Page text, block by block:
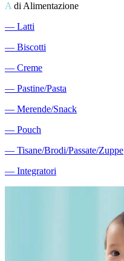
A di Alimentazione
― Latti
― Biscotti
― Creme
― Pastine/Pasta
― Merende/Snack
― Pouch
― Tisane/Brodi/Passate/Zuppe
― Integratori